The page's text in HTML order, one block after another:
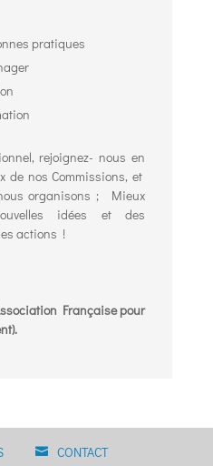
pratiques
rejoignez- nous en
de nos Commissions, et
organisons ; Mieux
idées et des
actions !
Française pour
CONTACT